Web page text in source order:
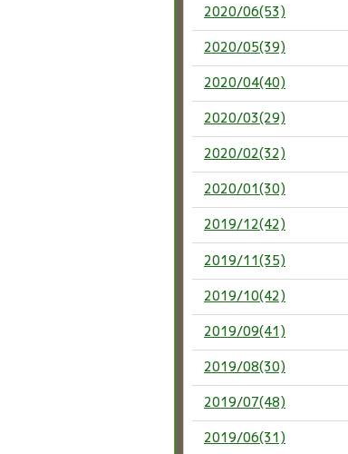
2020/06(53)
2020/05(39)
2020/04(40)
2020/03(29)
2020/02(32)
2020/01(30)
2019/12(42)
2019/11(35)
2019/10(42)
2019/09(41)
2019/08(30)
2019/07(48)
2019/06(31)